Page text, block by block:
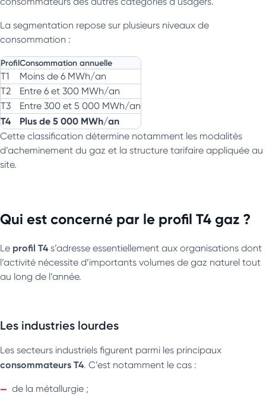
La segmentation repose sur plusieurs niveaux de
consommation :
ProfilConsommation annuelle
T1
Moins de 6 MWh/an
T2
Entre 6 et 300 MWh/an
T3
Entre 300 et 5 000 MWh/an
T4 Plus de 5 000 MWh/an
Cette classification détermine notamment les modalités
d’acheminement du gaz et la structure tarifaire appliquée au
site.
Qui est concerné par le profil T4 gaz ?
Le profil T4 s’adresse essentiellement aux organisations dont
l’activité nécessite d’importants volumes de gaz naturel tout
au long de l’année.
Les industries lourdes
Les secteurs industriels figurent parmi les principaux
consommateurs T4. C’est notamment le cas :
de la métallurgie ;